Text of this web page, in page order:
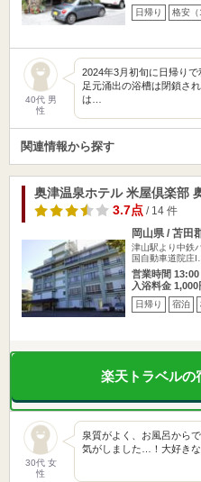
日帰り 格安（
40代 男
性
2024年3月初旬に日帰りで
足元涌出の浴槽は閉鎖さ
は…
関連情報から探す
奥津温泉ホテル 米屋倶楽部
3.7点/ 14 件
岡山県 / 苫田
津山駅より中鉄
国自動車道院庄I…
営業時間
入浴料金 1,000
日帰り 宿泊
楽天トラベルの
30代 女
性
泉質がよく、お風呂から
気がしました…！大好きな